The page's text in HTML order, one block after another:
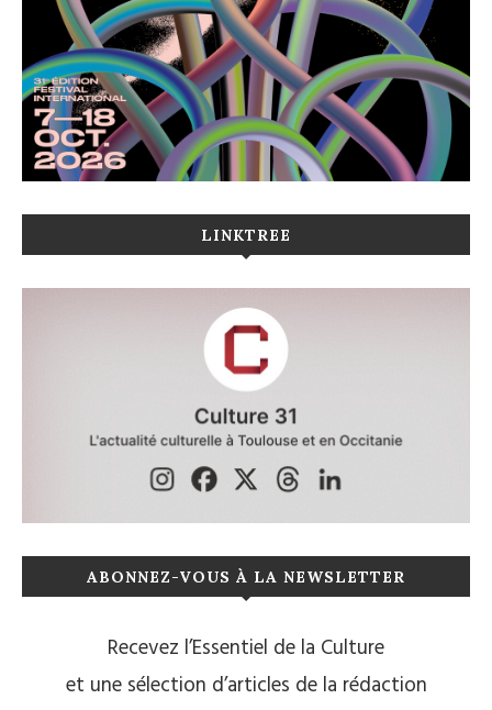
LINKTREE
ABONNEZ-VOUS À LA NEWSLETTER
Recevez l’Essentiel de la Culture
et une sélection d’articles de la rédaction